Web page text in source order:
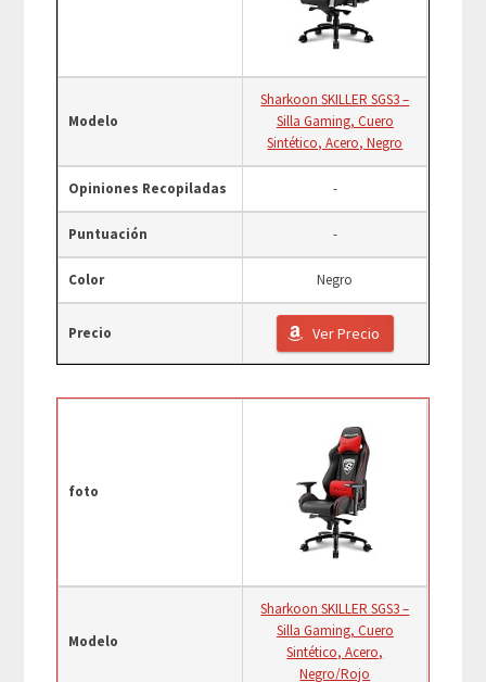
Modelo
Sharkoon SKILLER SGS3 –
Silla Gaming, Cuero
Sintético, Acero, Negro
Opiniones Recopiladas -
Puntuación -
Color Negro
Precio Ver Precio
foto
Modelo
Sharkoon SKILLER SGS3 –
Silla Gaming, Cuero
Sintético, Acero,
Negro/Rojo